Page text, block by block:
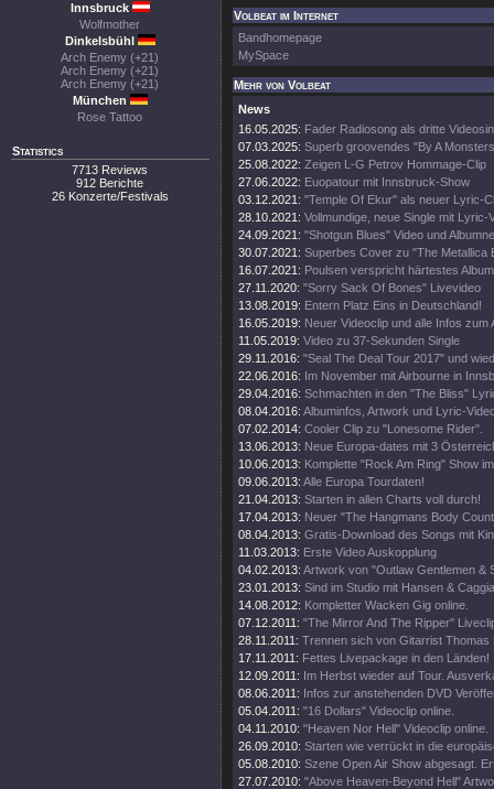
Innsbruck
Wolfmother
Dinkelsbühl
Arch Enemy (+21)
Arch Enemy (+21)
Arch Enemy (+21)
München
Rose Tattoo
Statistics
7713 Reviews
912 Berichte
26 Konzerte/Festivals
Volbeat im Internet
Bandhomepage
MySpace
Mehr von Volbeat
News
16.05.2025: Fader Radiosong als dritte
07.03.2025: Superb groovendes "By A
25.08.2022: Zeigen L-G Petrov Hommage-Clip
27.06.2022: Euopatour mit Innsbruck-Show
03.12.2021: "Temple Of Ekur" als neuer Lyric-
28.10.2021: Vollmundige, neue Single mit Lyric-
24.09.2021: "Shotgun Blues" Video und
30.07.2021: Superbes Cover zu "The Metallica
16.07.2021: Poulsen verspricht härtestes
27.11.2020: "Sorry Sack Of Bones" Livevideo
13.08.2019: Entern Platz Eins in Deutschland!
16.05.2019: Neuer Videoclip und alle Infos zum
11.05.2019: Video zu 37-Sekunden Single
29.11.2016: "Seal The Deal Tour 2017" und
22.06.2016: Im November mit Airbourne in
29.04.2016: Schmachten in den "The Bliss"
08.04.2016: Albuminfos, Artwork und Lyric-
07.02.2014: Cooler Clip zu "Lonesome Rider".
13.06.2013: Neue Europa-dates mit 3
10.06.2013: Komplette "Rock Am Ring" Show
09.06.2013: Alle Europa Tourdaten!
21.04.2013: Starten in allen Charts voll durch!
17.04.2013: Neuer "The Hangmans Body
08.04.2013: Gratis-Download des Songs mit
11.03.2013: Erste Video Auskopplung
04.02.2013: Artwork von "Outlaw Gentlemen &
23.01.2013: Sind im Studio mit Hansen &
14.08.2012: Kompletter Wacken Gig online.
07.12.2011: "The Mirror And The Ripper"
28.11.2011: Trennen sich von Gitarrist Thomas
17.11.2011: Fettes Livepackage in den Länden!
12.09.2011: Im Herbst wieder auf Tour.
08.06.2011: Infos zur anstehenden DVD
05.04.2011: "16 Dollars" Videoclip online.
04.11.2010: "Heaven Nor Hell" Videoclip online.
26.09.2010: Starten wie verrückt in die
05.08.2010: Szene Open Air Show abgesagt.
27.07.2010: "Above Heaven-Beyond Hell"